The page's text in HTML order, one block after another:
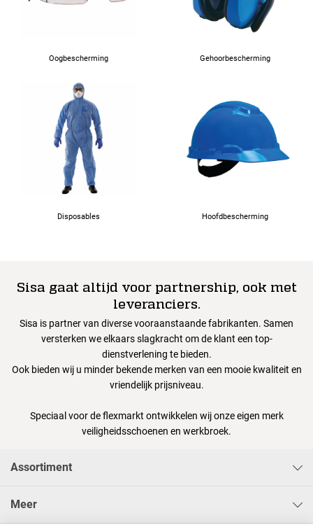
Oogbescherming Gehoorbescherming
Disposables Hoofdbescherming
Sisa gaat altijd voor partnership, ook met
leveranciers.
Sisa is partner van diverse vooraanstaande fabrikanten. Samen
versterken we elkaars slagkracht om de klant een top-
dienstverlening te bieden.
Ook bieden wij u minder bekende merken van een mooie kwaliteit en
vriendelijk prijsniveau.
Speciaal voor de flexmarkt ontwikkelen wij onze eigen merk
veiligheidsschoenen en werkbroek.
Assortiment
Meer